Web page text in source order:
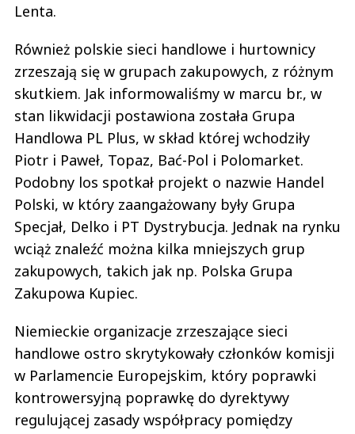
Lenta.
Również polskie sieci handlowe i hurtownicy
zrzeszają się w grupach zakupowych, z różnym
skutkiem. Jak informowaliśmy w marcu br., w
stan likwidacji postawiona została Grupa
Handlowa PL Plus, w skład której wchodziły
Piotr i Paweł, Topaz, Bać-Pol i Polomarket.
Podobny los spotkał projekt o nazwie Handel
Polski, w który zaangażowany były Grupa
Specjał, Delko i PT Dystrybucja. Jednak na rynku
wciąż znaleźć można kilka mniejszych grup
zakupowych, takich jak np. Polska Grupa
Zakupowa Kupiec.
Niemieckie organizacje zrzeszające sieci
handlowe ostro skrytykowały członków komisji
w Parlamencie Europejskim, który poprawki
kontrowersyjną poprawkę do dyrektywy
regulującej zasady współpracy pomiędzy